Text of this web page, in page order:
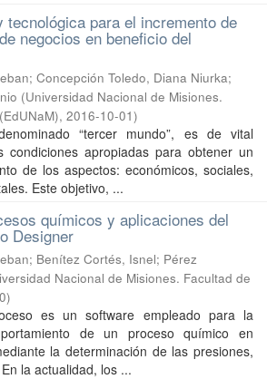
para el incremento de
negocios en beneficio del
Concepción Toledo, Diana Niurka;
(Universidad Nacional de Misiones.
, 2016-10-01)
“tercer mundo”, es de vital
condiciones apropiadas para obtener un
de los aspectos: económicos, sociales,
Este objetivo, ...
químicos y aplicaciones del
Designer
Benítez Cortés, Isnel; Pérez
Nacional de Misiones. Facultad de
)
es un software empleado para la
de un proceso químico en
la determinación de las presiones,
la actualidad, los ...